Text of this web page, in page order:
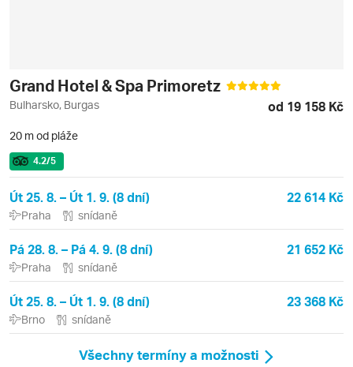
Grand Hotel & Spa Primoretz
Bulharsko, Burgas od 19 158 Kč
20 m od pláže
4.2/5
Út 25. 8. – Út 1. 9. (8 dní) 22 614 Kč
Praha snídaně
Pá 28. 8. – Pá 4. 9. (8 dní) 21 652 Kč
Praha snídaně
Út 25. 8. – Út 1. 9. (8 dní) 23 368 Kč
Brno snídaně
Všechny termíny a možnosti